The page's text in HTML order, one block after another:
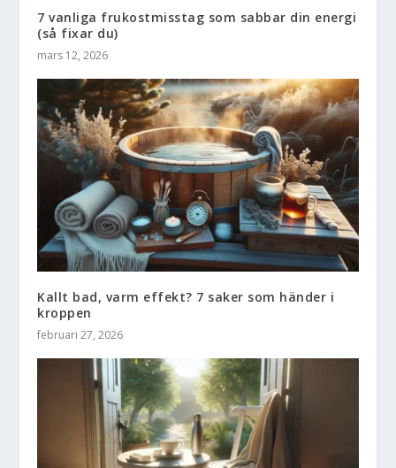
7 vanliga frukostmisstag som sabbar din energi
(så fixar du)
mars 12, 2026
Kallt bad, varm effekt? 7 saker som händer i
kroppen
februari 27, 2026